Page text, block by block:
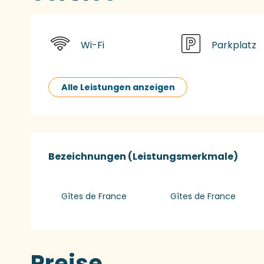
Wi-Fi Parkplatz
Alle Leistungen anzeigen
Bezeichnungen (Leistungsmerkmale)
Bezeichnungen (Leistungsmerkmale)
Gîtes de France Gîtes de France